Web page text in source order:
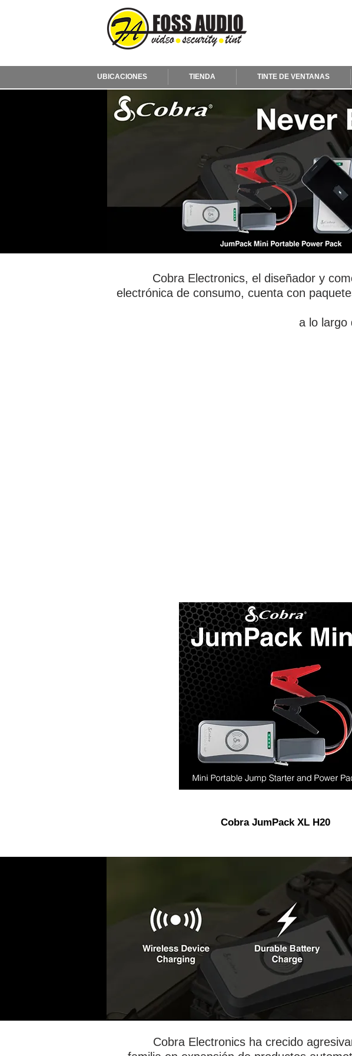
UBICACIONES TIENDA TINTE DE VENTANAS
Cobra Electronics, el diseñador y
electrónica de consumo, cuenta con
a lo largo
Cobra JumPack XL H20
Cobra Electronics ha crecido